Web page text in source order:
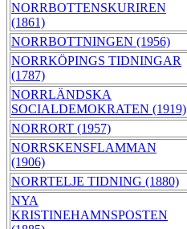
NORRBOTTENSKURIREN
(1861)
NORRBOTTNINGEN (1956)
NORRKÖPINGS TIDNINGAR
(1787)
NORRLÄNDSKA
SOCIALDEMOKRATEN (1919)
NORRORT (1957)
NORRSKENSFLAMMAN
(1906)
NORRTELJE TIDNING (1880)
NYA
KRISTINEHAMNSPOSTEN